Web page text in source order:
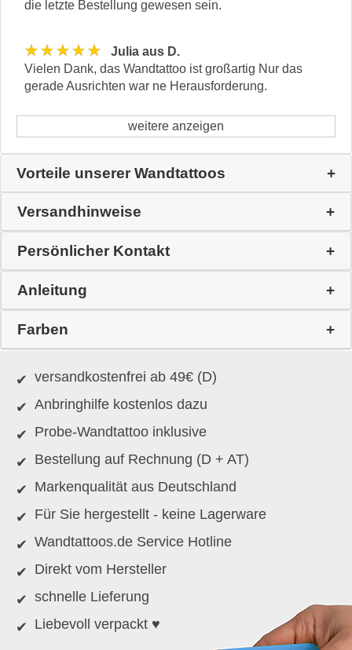
die letzte Bestellung gewesen sein.
★★★★★
Julia aus D.
Vielen Dank, das Wandtattoo ist großartig Nur das
gerade Ausrichten war ne Herausforderung.
weitere anzeigen
Vorteile unserer Wandtattoos
Versandhinweise
Persönlicher Kontakt
Anleitung
Farben
versandkostenfrei ab 49€ (D)
Anbringhilfe kostenlos dazu
Probe-Wandtattoo inklusive
Bestellung auf Rechnung (D + AT)
Markenqualität aus Deutschland
Für Sie hergestellt - keine Lagerware
Wandtattoos.de Service Hotline
Direkt vom Hersteller
schnelle Lieferung
Liebevoll verpackt ♥